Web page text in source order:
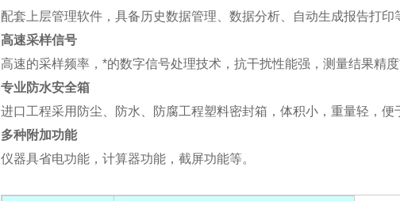
配套上层管理软件，具备历史数据管理、数据分析、自动生成报告打印
高速采样信号
高速的采样频率，*的数字信号处理技术，抗干扰性能强，测量结果精度*
专业防水安全箱
进口工程采用防尘、防水、防腐工程塑料密封箱，体积小，重量轻，便
多种附加功能
仪器具省电功能，计算器功能，截屏功能等。